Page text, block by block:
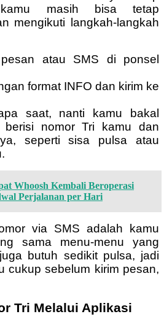
masih bisa tetap
mengikuti langkah-langkah
atau SMS di ponsel
format INFO dan kirim ke
saat, nanti kamu bakal
berisi nomor Tri kamu dan
seperti sisa pulsa atau
Whoosh Kembali Beroperasi
Perjalanan per Hari
via SMS adalah kamu
sama menu-menu yang
butuh sedikit pulsa, jadi
cukup sebelum kirim pesan,
Tri Melalui Aplikasi